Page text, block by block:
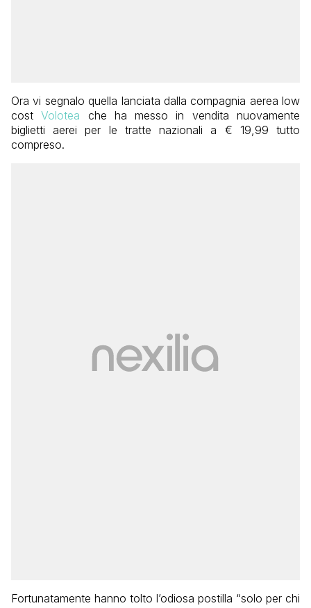
Ora vi segnalo quella lanciata dalla compagnia aerea low
costVolotea che ha messo in vendita nuovamente
biglietti aerei per le tratte nazionali a € 19,99 tutto
compreso.
Fortunatamente hanno tolto l’odiosa postilla “solo per chi